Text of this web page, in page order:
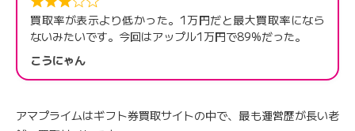
買取率が表示より低かった。1万円だと最大買取率になら
ないみたいです。今回はアップル1万円で89%だった。
こうにゃん
アマプライムはギフト券買取サイトの中で、最も運営歴が長い老